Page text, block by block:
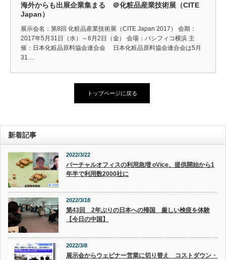
海外からも出展企業集まる ＠化粧品産業技術展（CITE
Japan）
展示会名：第8回 化粧品産業技術展（CITE Japan 2017） 会期：
2017年5月31日（水）～6月2日（金） 会場：パシフィコ横浜 主
催：日本化粧品原料協会連合会 日本化粧品原料協会連合会は5月
31…
トップページに戻る
新着記事
2022/3/22
バーチャルオフィスの利用急増 oVice、提供開始から1
年半で利用数2000社に
2022/3/18
第43回 2年ぶりの日本への帰国 厳しい検疫を体験
【今日の中国】
2022/3/8
展示会からウェビナー営業に切り替え コストダウン・